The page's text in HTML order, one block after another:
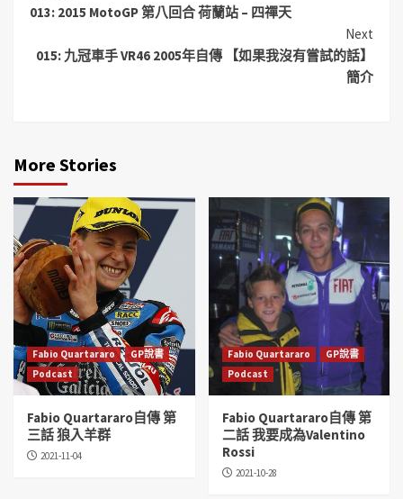
013: 2015 MotoGP 第八回合 荷蘭站 – 四禪天
Next
015: 九冠車手 VR46 2005年自傳 【如果我沒有嘗試的話】
簡介
More Stories
Fabio Quartararo
GP說書
Podcast
Fabio Quartararo自傳 第
三話 狼入羊群
2021-11-04
Fabio Quartararo
GP說書
Podcast
Fabio Quartararo自傳 第
二話 我要成為Valentino
Rossi
2021-10-28